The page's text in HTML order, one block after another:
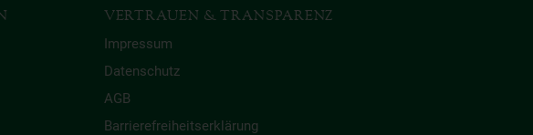
VERTRAUEN & TRANSPARENZ
Impressum
Datenschutz
AGB
Barrierefreiheitserklärung